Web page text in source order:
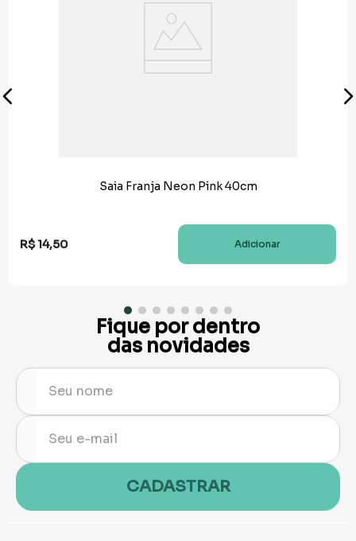
Saia Franja Neon Pink 40cm
R$14,50 Adicionar
Fique por dentro
das novidades
CADASTRAR